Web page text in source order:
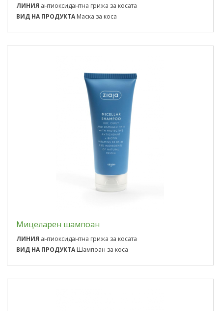
ЛИНИЯ антиоксидантна грижа за косата
ВИД НА ПРОДУКТА Маска за коса
Мицеларен шампоан
ЛИНИЯ антиоксидантна грижа за косата
ВИД НА ПРОДУКТА Шампоан за коса